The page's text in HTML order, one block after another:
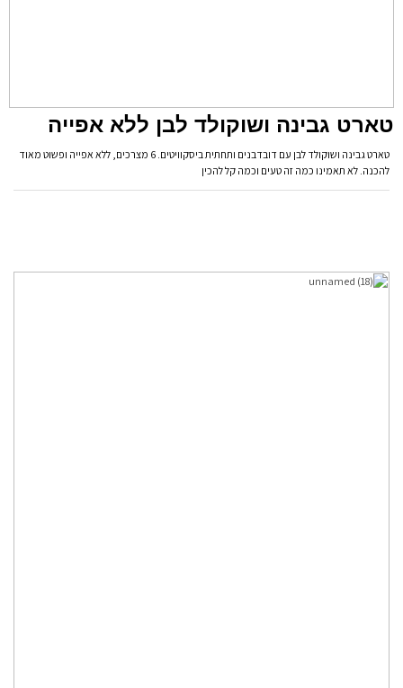
טארט גבינה ושוקולד לבן ללא אפייה
טארט גבינה ושוקולד לבן עם דובדבנים ותחתית ביסקוויטים. 6 מצרכים, ללא אפייה ופשוט מאוד
להכנה. לא תאמינו כמה זה טעים וכמה קל להכין